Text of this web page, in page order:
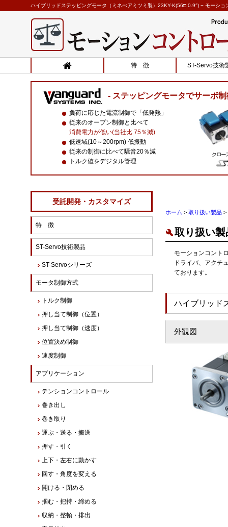
ハイブリッドステッピングモータ（ミネべアミツミ製）23KY-K(56□ 0.9°) − モーシ
特 徴 ST-Servo技術
ステッピングモータでサーボ制
負荷に応じた電流制御で「低発熱」
従来のオープン制御と比べて
消費電力が低い(当社比 75％減)
低速域(10～200rpm) 低振動
従来の制御に比べて騒音20％減
トルク値をデジタル管理
ホーム > 取り扱い製品 >
取り扱い製
モーションコント
ドライバ、アクチ
ております。
ハイブリッド
外観図
受託開発・カスタマイズ
特 徴
ST-Servo技術製品
ST-Servoシリーズ
モータ制御方式
トルク制御
押し当て制御（位置）
押し当て制御（速度）
位置決め制御
速度制御
アプリケーション
テンションコントロール
巻き出し
巻き取り
運ぶ・送る・搬送
押す・引く
上下・左右に動かす
回す・角度を変える
開ける・閉める
掴む・把持・締める
収納・整頓・排出